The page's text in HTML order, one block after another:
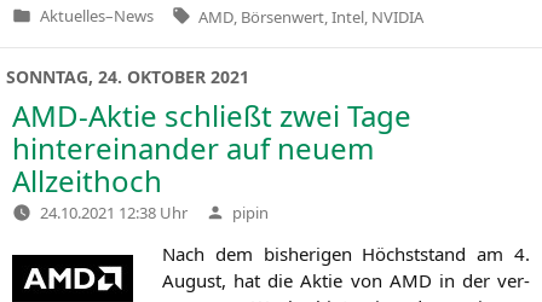
Veröffentlicht
Aktuelles–News Tags:
AMD Börsenwert Intel NVIDIA
SONNTAG, 24. OKTOBER 2021
AMD-Aktie schließt zwei Tage
hintereinander auf neuem
Allzeithoch
24.10.2021 12:38 Uhr Verfasst
von
pipin
Nach dem bis­he­ri­gen Höchst­stand am 4.
August, hat die Aktie von AMD in der ver­